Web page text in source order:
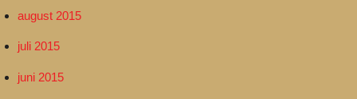
august 2015
juli 2015
juni 2015